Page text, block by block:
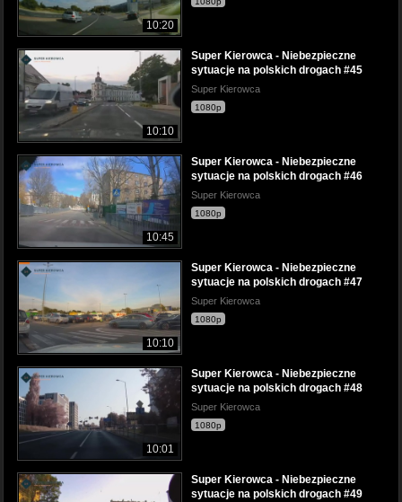
10:20
10:10
Super Kierowca - Niebezpieczne
sytuacje na polskich drogach #45
Super Kierowca
1080p
10:45
Super Kierowca - Niebezpieczne
sytuacje na polskich drogach #46
Super Kierowca
1080p
10:10
Super Kierowca - Niebezpieczne
sytuacje na polskich drogach #47
Super Kierowca
1080p
10:01
Super Kierowca - Niebezpieczne
sytuacje na polskich drogach #48
Super Kierowca
1080p
Super Kierowca - Niebezpieczne
sytuacje na polskich drogach #49